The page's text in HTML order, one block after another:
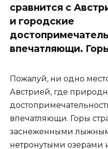
сравнится с
и городские
впечатляющи.
Пожалуй, ни одно
Австрией, где
впечатляющи. Горы
заснеженными
нетронутыми озерами